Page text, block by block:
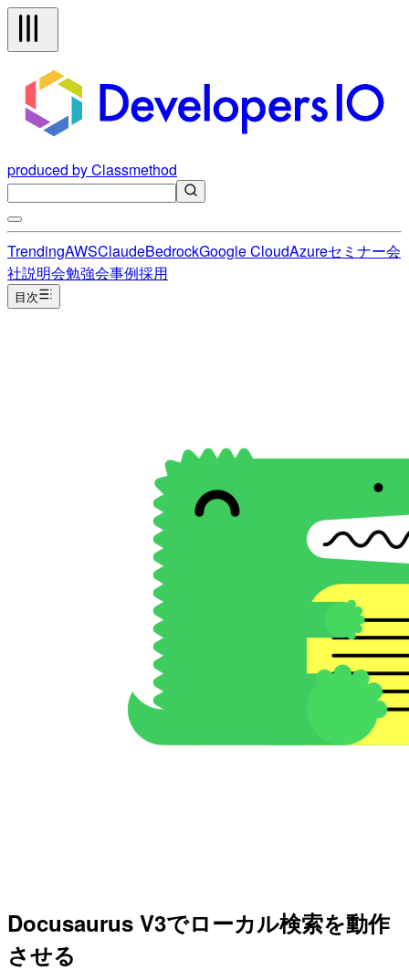
produced by Classmethod
TrendingAWSClaudeBedrockGoogle CloudAzureセミナー会
社説明会勉強会事例採用
目次
Docusaurus V3でローカル検索を動作
させる